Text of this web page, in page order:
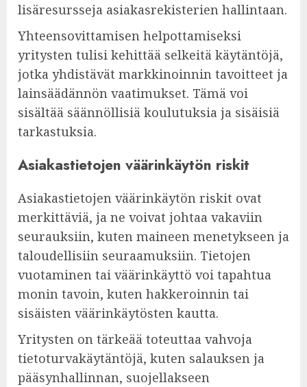
lisäresursseja asiakasrekisterien hallintaan.
Yhteensovittamisen helpottamiseksi
yritysten tulisi kehittää selkeitä käytäntöjä,
jotka yhdistävät markkinoinnin tavoitteet ja
lainsäädännön vaatimukset. Tämä voi
sisältää säännöllisiä koulutuksia ja sisäisiä
tarkastuksia.
Asiakastietojen väärinkäytön riskit
Asiakastietojen väärinkäytön riskit ovat
merkittäviä, ja ne voivat johtaa vakaviin
seurauksiin, kuten maineen menetykseen ja
taloudellisiin seuraamuksiin. Tietojen
vuotaminen tai väärinkäyttö voi tapahtua
monin tavoin, kuten hakkeroinnin tai
sisäisten väärinkäytösten kautta.
Yritysten on tärkeää toteuttaa vahvoja
tietoturvakäytäntöjä, kuten salauksen ja
pääsynhallinnan, suojellakseen